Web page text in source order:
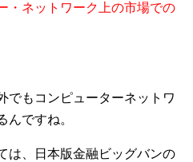
・ネットワーク上の市場での
でもコンピューターネットワ
んですね。
は、日本版金融ビッグバンの